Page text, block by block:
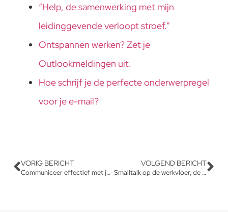
“Help, de samenwerking met mijn
leidinggevende verloopt stroef.”
Ontspannen werken? Zet je
Outlookmeldingen uit.
Hoe schrijf je de perfecte onderwerpregel
voor je e-mail?
VORIG BERICHT
Communiceer effectief met je leidinggevende
VOLGEND BERICHT
Smalltalk op de werkvloer, de sleutel tot sterke werkrelaties